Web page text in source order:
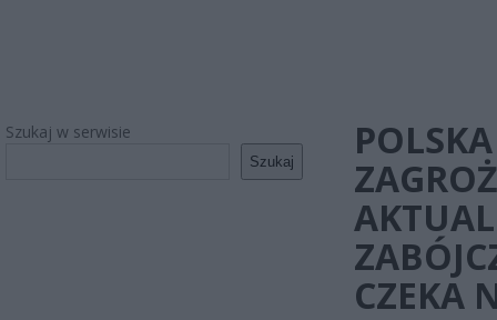
Szukaj w serwisie
Szukaj
CZEKA